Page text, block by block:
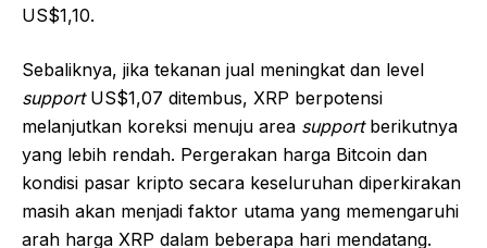
US$1,10.
Sebaliknya, jika tekanan jual meningkat dan level
supportUS$1,07 ditembus, XRP berpotensi
melanjutkan koreksi menuju area supportberikutnya
yang lebih rendah. Pergerakan harga Bitcoin dan
kondisi pasar kripto secara keseluruhan diperkirakan
masih akan menjadi faktor utama yang memengaruhi
arah harga XRP dalam beberapa hari mendatang.